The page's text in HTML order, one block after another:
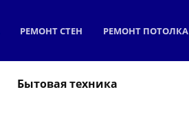
РЕМОНТ СТЕН РЕМОНТ ПОТОЛКА
Бытовая техника